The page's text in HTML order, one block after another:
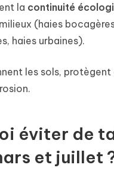
la continuité
(haies
haies urbaines).
les sols,
éviter de
et juillet